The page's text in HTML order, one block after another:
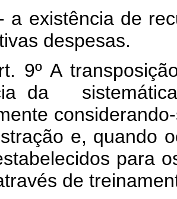
a existência de
despesas.
9º A
da
e, quando
para
de